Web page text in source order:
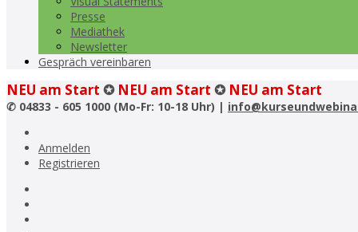
Presse
Mediathek
Newsletter
Gespräch vereinbaren
NEU am Start ✪ NEU am Start ✪ NEU am Start
✆ 04833 - 605 1000 (Mo-Fr: 10-18 Uhr) |
Anmelden
Registrieren